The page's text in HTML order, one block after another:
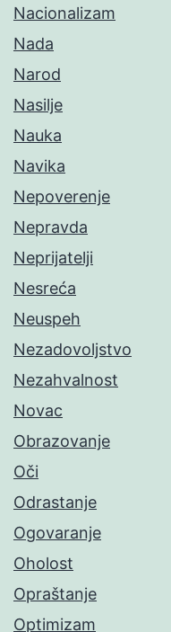
Nacionalizam
Nada
Narod
Nasilje
Nauka
Navika
Nepoverenje
Nepravda
Neprijatelji
Nesreća
Neuspeh
Nezadovoljstvo
Nezahvalnost
Novac
Obrazovanje
Oči
Odrastanje
Ogovaranje
Oholost
Opraštanje
Optimizam